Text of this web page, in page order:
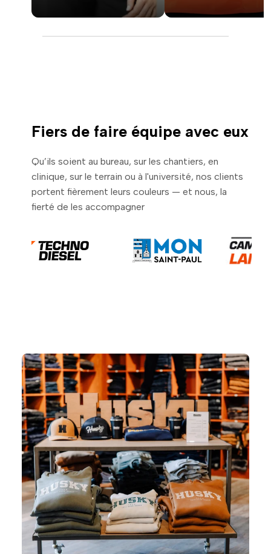
Fiers de faire équipe avec eux
Qu’ils soient au bureau, sur les chantiers, en
clinique, sur le terrain ou à l'université, nos clients
portent fièrement leurs couleurs — et nous, la
fierté de les accompagner